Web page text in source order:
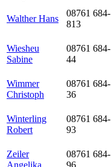
Walther Hans
08761 684-
813
Wiesheu
Sabine
08761 684-
44
Wimmer
Christoph
08761 684-
36
Winterling
Robert
08761 684-
93
Zeiler
Angelika
08761 684-
96